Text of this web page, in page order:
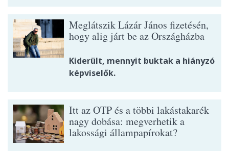
Meglátszik Lázár János fizetésén,
hogy alig járt be az Országházba
Kiderült, mennyit buktak a hiányzó
képviselők.
Itt az OTP és a többi lakástakarék
nagy dobása: megverhetik a
lakossági állampapírokat?